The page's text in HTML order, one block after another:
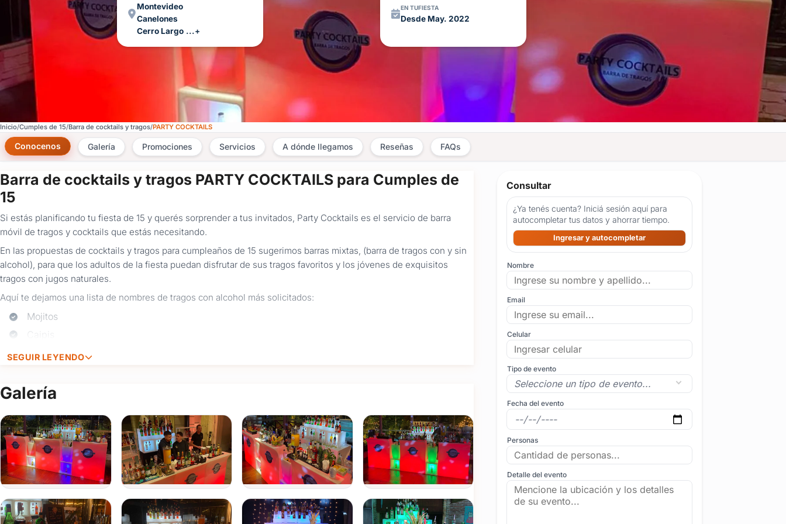
Montevideo
Canelones
Cerro Largo ...+
EN TUFIESTA
Desde May. 2022
Inicio Cumples de 15 Barra de cocktails y tragos PARTY COCKTAILS
Conocenos Galería Promociones Servicios A dónde llegamos Reseñas FAQs
Barra de cocktails y tragos PARTY COCKTAILS para Cumples de
15
Si estás planificando tu fiesta de 15 y querés sorprender a tus invitados, Party Cocktails es el servicio de barra
móvil de tragos y cocktails que estás necesitando.
En las propuestas de cocktails y tragos para cumpleaños de 15 sugerimos barras mixtas, (barra de tragos con y sin
alcohol), para que los adultos de la fiesta puedan disfrutar de sus tragos favoritos y los jóvenes de exquisitos
tragos con jugos naturales.
Aquí te dejamos una lista de nombres de tragos con alcohol más solicitados:
Mojitos
Daiquiris
Fernet cola
Sex on the beach
Cosmopolitan
Gin tonic
Campari orange
Negroni
Cuba libre
SEGUIR LEYENDO
Galería
Consultar
¿Ya tenés cuenta? Iniciá sesión aquí para
autocompletar tus datos y ahorrar tiempo.
Ingresar y autocompletar
Nombre
Email
Celular
Tipo de evento
Fecha del evento
Personas
Detalle del evento